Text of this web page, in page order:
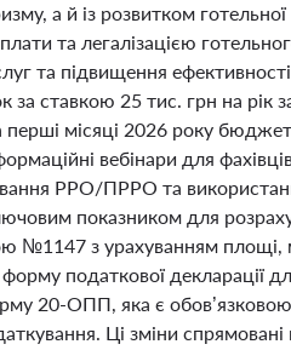
а й із розвитком готельної
та легалізацією
та підвищення
ставкою 25 тис. грн на рік
місяці 2026 року
вебінари для
РРО/ПРРО та
показником для
№1147 з урахуванням площі,
податкової декларації
20-ОПП, яка є
Ці зміни